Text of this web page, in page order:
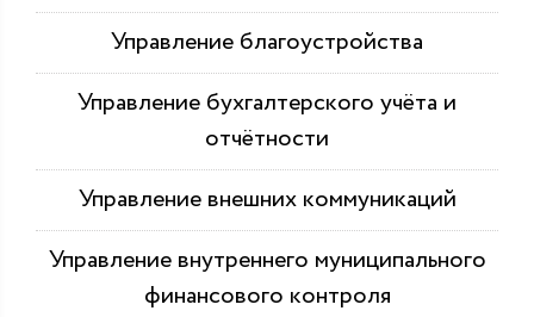
Управление благоустройства
Управление бухгалтерского учёта и
отчётности
Управление внешних коммуникаций
Управление внутреннего муниципального
финансового контроля